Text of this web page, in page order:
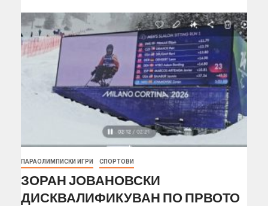
ПАРАОЛИМПИСКИ ИГРИ СПОРТОВИ
ЗОРАН ЈОВАНОВСКИ
ДИСКВАЛИФИКУВАН ПО ПРВОТО